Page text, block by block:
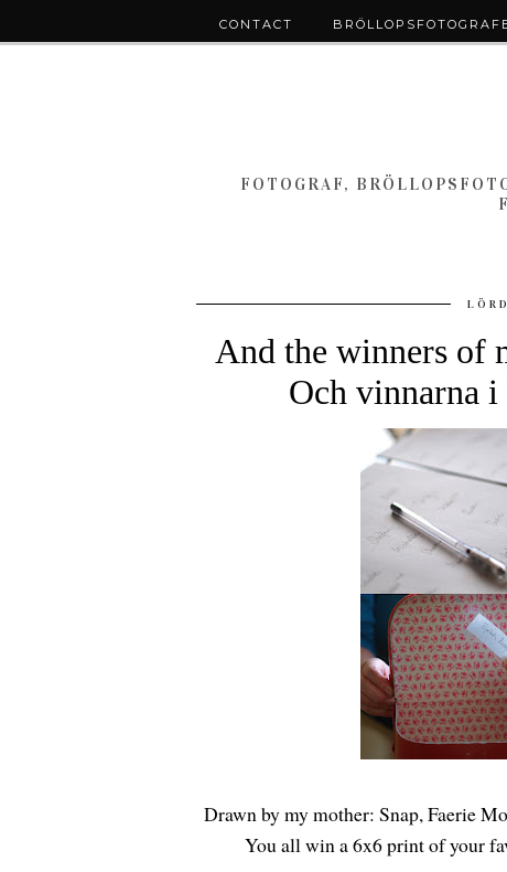
FOTOGRAF,
And the winners of
Och vinnarna
Drawn by my mother: Snap, Faerie
You all win a 6x6 print of your
CONTACT